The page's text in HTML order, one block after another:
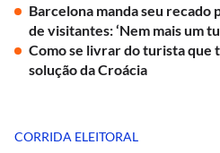
Barcelona manda seu
de visitantes: ‘Nem mais um
Como se livrar do turista que
solução da Croácia
CORRIDA ELEITORAL